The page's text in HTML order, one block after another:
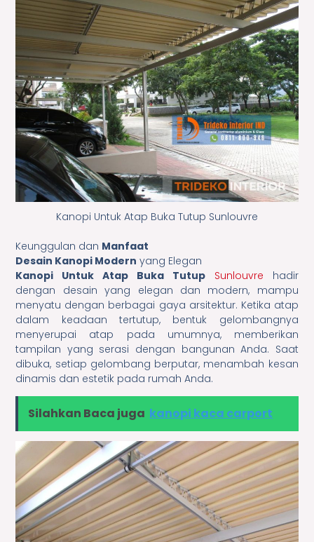
Kanopi Untuk Atap Buka Tutup Sunlouvre
Keunggulan dan Manfaat
Desain Kanopi Modern yang Elegan
Kanopi Untuk Atap Buka Tutup
Sunlouvre hadir
dengan desain yang elegan dan modern, mampu
menyatu dengan berbagai gaya arsitektur. Ketika atap
dalam keadaan tertutup, bentuk gelombangnya
menyerupai atap pada umumnya, memberikan
tampilan yang serasi dengan bangunan Anda. Saat
dibuka, setiap gelombang berputar, menambah kesan
dinamis dan estetik pada rumah Anda.
Silahkan Baca juga kanopi kaca carport